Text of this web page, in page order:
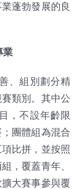
蓬勃發展的良
業
、組別劃分精
類別。其中公
，不設年齡限
團體組為混合
比拼，並按照
，覆蓋青年、
大賽事參與覆